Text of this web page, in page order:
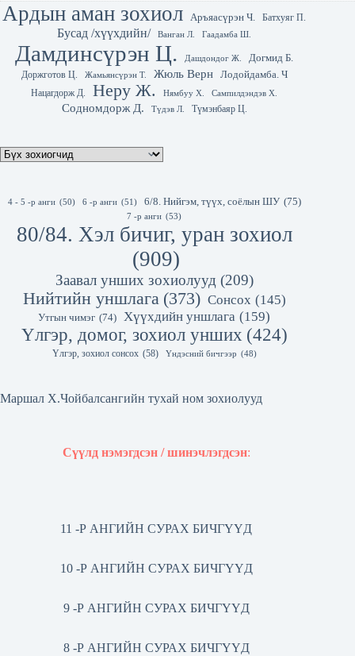
Ардын аман зохиол Аръяасүрэн Ч. Батхуяг П.
Бусад /хүүхдийн/ Ванган Л. Гаадамба Ш.
Дамдинсүрэн Ц. Дашдондог Ж.
Догмид Б.
Доржготов Ц.
Жамьянсүрэн Т. Жюль Верн Лодойдамба. Ч
Нацагдорж Д. Неру Ж. Нямбуу Х. Сампилдэндэв Х.
Содномдорж Д. Түдэв Л. Түмэнбаяр Ц.
4 - 5 -р анги (50) 6 -р анги (51) 6/8. Нийгэм, түүх, соёлын ШУ (75)
7 -р анги (53)
80/84. Хэл бичиг, уран зохиол
(909)
Заавал унших зохиолууд (209)
Нийтийн уншлага (373) Сонсох (145)
Утгын чимэг (74) Хүүхдийн уншлага (159)
Үлгэр, домог, зохиол унших (424)
Үлгэр, зохиол сонсох (58) Үндэсний бичгээр (48)
Маршал Х.Чойбалсангийн тухай ном зохиолууд
Сүүлд нэмэгдсэн / шинэчлэгдсэн:
11 -Р АНГИЙН СУРАХ БИЧГҮҮД
10 -Р АНГИЙН СУРАХ БИЧГҮҮД
9 -Р АНГИЙН СУРАХ БИЧГҮҮД
8 -Р АНГИЙН СУРАХ БИЧГҮҮД